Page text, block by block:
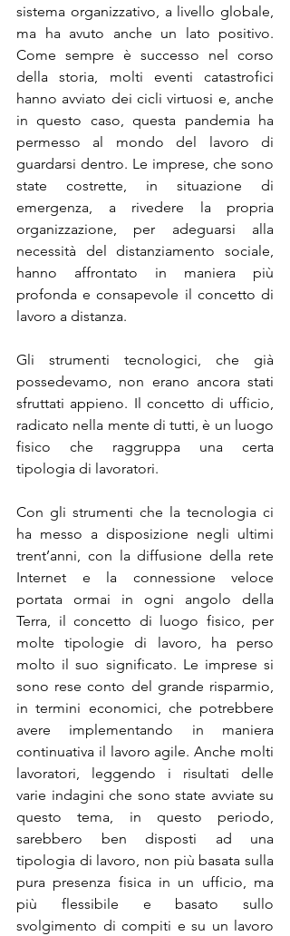
sistema organizzativo, a livello globale,
ma ha avuto anche un lato positivo.
Come sempre è successo nel corso
della storia, molti eventi catastrofici
hanno avviato dei cicli virtuosi e, anche
in questo caso, questa pandemia ha
permesso al mondo del lavoro di
guardarsi dentro. Le imprese, che sono
state costrette, in situazione di
emergenza, a rivedere la propria
organizzazione, per adeguarsi alla
necessità del distanziamento sociale,
hanno affrontato in maniera più
profonda e consapevole il concetto di
lavoro a distanza.
Gli strumenti tecnologici, che già
possedevamo, non erano ancora stati
sfruttati appieno. Il concetto di ufficio,
radicato nella mente di tutti, è un luogo
fisico che raggruppa una certa
tipologia di lavoratori.
Con gli strumenti che la tecnologia ci
ha messo a disposizione negli ultimi
trent’anni, con la diffusione della rete
Internet e la connessione veloce
portata ormai in ogni angolo della
Terra, il concetto di luogo fisico, per
molte tipologie di lavoro, ha perso
molto il suo significato. Le imprese si
sono rese conto del grande risparmio,
in termini economici, che potrebbere
avere implementando in maniera
continuativa il lavoro agile. Anche molti
lavoratori, leggendo i risultati delle
varie indagini che sono state avviate su
questo tema, in questo periodo,
sarebbero ben disposti ad una
tipologia di lavoro, non più basata sulla
pura presenza fisica in un ufficio, ma
più flessibile e basato sullo
svolgimento di compiti e su un lavoro